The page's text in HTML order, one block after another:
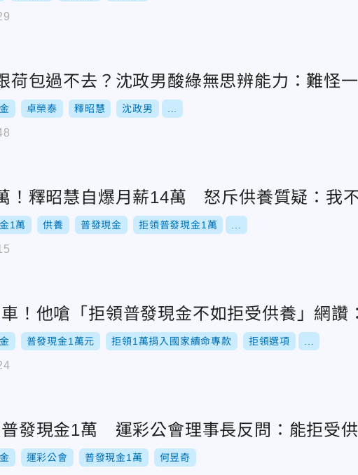
荷包過不去？沈政男酸綠無思辨能力：難怪
卓榮泰 釋昭慧 沈政男
！釋昭慧自爆月薪14萬 怒斥供養質疑：我
1萬 供養 普發現金 拒領普發現金1萬
！他嗆「拒領普發現金不如拒受供養」網讚
普發現金1萬元 拒領1萬捐入國家續命專款 拒領選項
發現金1萬 運彩公會理事長反問：能拒受
運彩公會 普發現金1萬 何昱奇